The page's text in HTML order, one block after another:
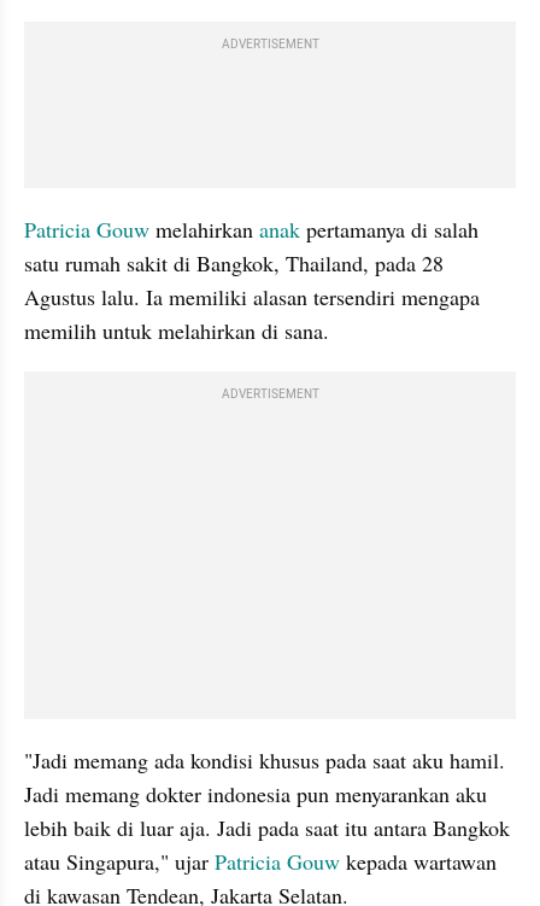
ADVERTISEMENT
Patricia Gouw melahirkan anak pertamanya di salah
satu rumah sakit di Bangkok, Thailand, pada 28
Agustus lalu. Ia memiliki alasan tersendiri mengapa
memilih untuk melahirkan di sana.
ADVERTISEMENT
"Jadi memang ada kondisi khusus pada saat aku hamil.
Jadi memang dokter indonesia pun menyarankan aku
lebih baik di luar aja. Jadi pada saat itu antara Bangkok
atau Singapura," ujar Patricia Gouw kepada wartawan
di kawasan Tendean, Jakarta Selatan.